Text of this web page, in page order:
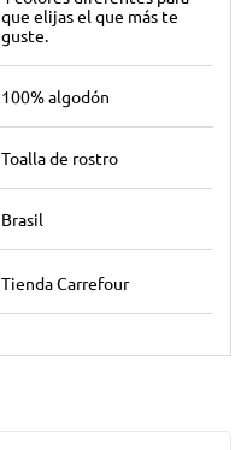
que elijas el que más te
guste.
100% algodón
Toalla de rostro
Brasil
Tienda Carrefour